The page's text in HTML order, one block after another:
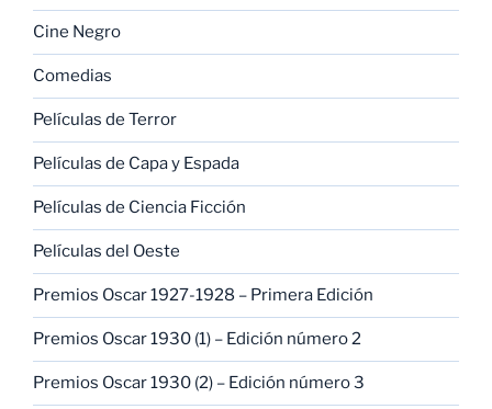
Cine Negro
Comedias
Películas de Terror
Películas de Capa y Espada
Películas de Ciencia Ficción
Películas del Oeste
Premios Oscar 1927-1928 – Primera Edición
Premios Oscar 1930 (1) – Edición número 2
Premios Oscar 1930 (2) – Edición número 3